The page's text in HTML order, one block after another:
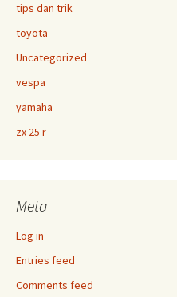
tips dan trik
toyota
Uncategorized
vespa
yamaha
zx 25 r
Meta
Log in
Entries feed
Comments feed